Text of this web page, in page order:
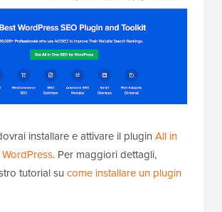
installare e attivare il plugin All in
. Per maggiori dettagli,
tutorial su come installare un plugin